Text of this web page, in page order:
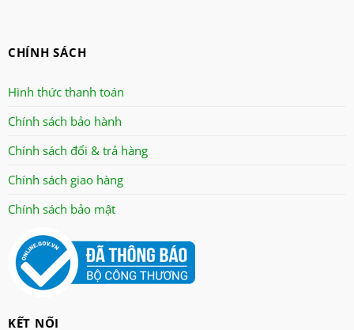
oulai
Panasonic
robot
senko
sharp
sunhouse
superwin
tiger
tiross
CHÍNH SÁCH
Hình thức thanh toán
Chính sách bảo hành
Chính sách đổi & trả hàng
Chính sách giao hàng
Chính sách bảo mật
KẾT NỐI